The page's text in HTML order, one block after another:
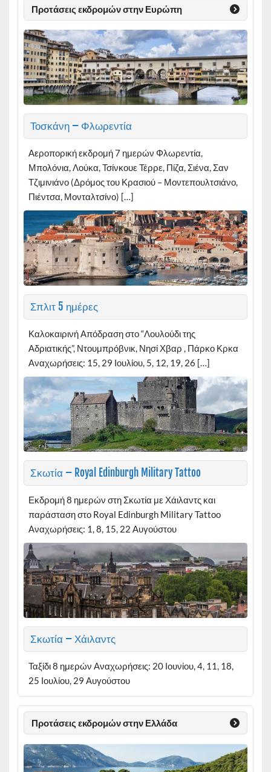
Προτάσεις εκδρομών στην Ευρώπη
Τοσκάνη – Φλωρεντία
Αεροπορική εκδρομή 7 ημερών Φλωρεντία,
Μπολόνια, Λούκα, Τσίνκουε Τέρρε, Πίζα, Σιένα, Σαν
Τζιμινιάνο (Δρόμος του Κρασιού – Μοντεπουλτσιάνο,
Πιέντσα, Μονταλτσίνο) […]
Σπλιτ 5 ημέρες
Καλοκαιρινή Απόδραση στο “Λουλούδι της
Αδριατικής”, Ντουμπρόβνικ, Νησί Χβαρ , Πάρκο Κρκα
Αναχωρήσεις: 15, 29 Ιουλίου, 5, 12, 19, 26 […]
Σκωτία – Royal Edinburgh Military Tattoo
Εκδρομή 8 ημερών στη Σκωτία με Χάιλαντς και
παράσταση στο Royal Edinburgh Military Tattoo
Αναχωρήσεις: 1, 8, 15, 22 Αυγούστου
Σκωτία – Χάιλαντς
Ταξίδι 8 ημερών Αναχωρήσεις: 20 Ιουνίου, 4, 11, 18,
25 Ιουλίου, 29 Αυγούστου
Προτάσεις εκδρομών στην Ελλάδα